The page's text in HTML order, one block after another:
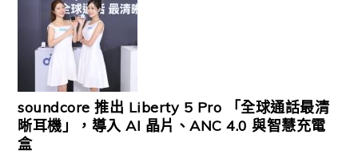
soundcore 推出 Liberty 5 Pro 「全球通話最清
晰耳機」，導入 AI 晶片、ANC 4.0 與智慧充電
盒